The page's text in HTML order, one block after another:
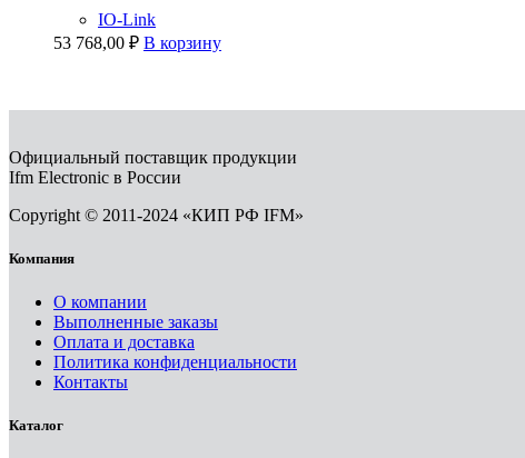
IO-Link
53 768,00 ₽ В корзину
Официальный поставщик продукции
Ifm Electronic в России
Copyright © 2011-2024 «КИП РФ IFM»
Компания
О компании
Выполненные заказы
Оплата и доставка
Политика конфиденциальности
Контакты
Каталог